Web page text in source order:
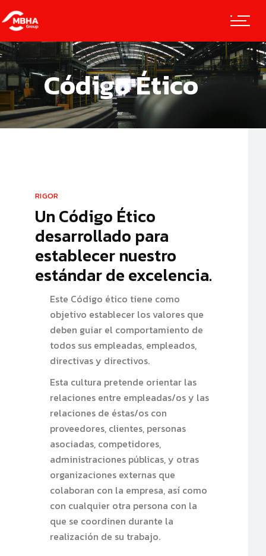
Código Ético
RIGOR
Un Código Ético
desarrollado para
establecer nuestro
estándar de excelencia.
Este Código ético tiene como
objetivo establecer los valores que
deben guiar el comportamiento de
todos sus empleadas, empleados,
directivas y directivos.
Esta cultura pretende orientar las
relaciones entre empleadas/os y las
relaciones de éstas/os con
proveedores, clientes, personas
asociadas, competidores,
administraciones públicas, y otras
organizaciones externas que
colaboran con la empresa, así como
con cualquier otra persona con la
que se coordinen durante la
realización de su trabajo.